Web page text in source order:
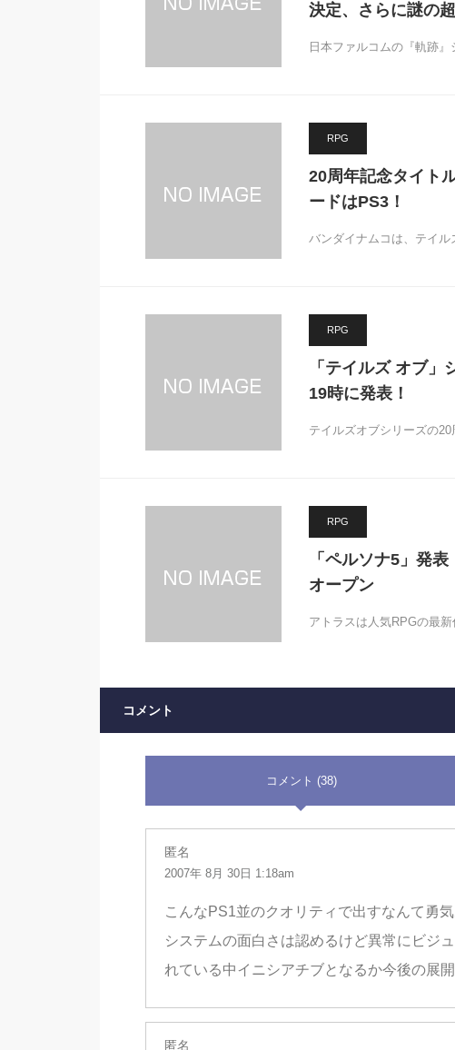
決定、さらに謎の
日本ファルコムの『軌跡
RPG
20周年記念タイト
ードはPS3！
バンダイナムコは、テイ
RPG
「テイルズ オブ
19時に発表！
テイルズオブシリーズの
RPG
「ペルソナ5」発
オープン
アトラスは人気RPGの最
コメント
コメント (38)
匿名
2007年 8月 30日 1:18am
こんなPS1並のクオリティで出すなんて勇気
システムの面白さは認めるけど異常にビジ
れている中イニシアチブとなるか今後の展開
匿名